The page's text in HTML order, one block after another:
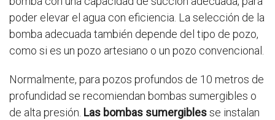
poder elevar el agua con eficiencia. La selección de la
bomba adecuada también depende del tipo de pozo,
como si es un pozo artesiano o un pozo convencional.
Normalmente, para pozos profundos de 10 metros de
profundidad se recomiendan bombas sumergibles o
de alta presión. Las bombas sumergiblesse instalan